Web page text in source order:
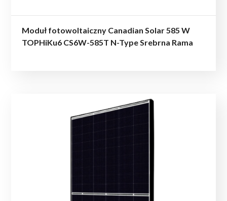
Moduł fotowoltaiczny Canadian Solar 585 W
TOPHiKu6 CS6W-585T N-Type Srebrna Rama